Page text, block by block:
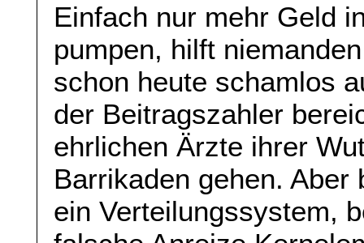
Einfach nur mehr Geld
pumpen, hilft
schon heute schamlos
der Beitragszahler
ehrlichen Ärzte ihrer
Barrikaden gehen.
ein Verteilungssystem,